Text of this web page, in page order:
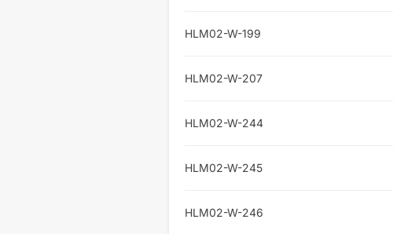
HLM02-W-199
HLM02-W-207
HLM02-W-244
HLM02-W-245
HLM02-W-246